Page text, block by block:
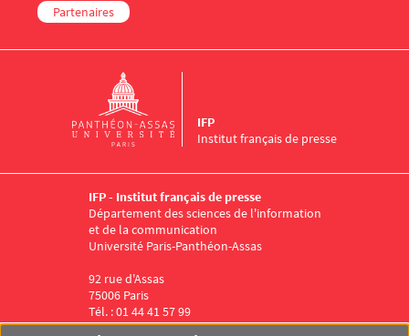
Partenaires
Institut français de presse
IFP
IFP - Institut français de presse
Département des sciences de l'information
et de la communication
Université Paris-Panthéon-Assas
92 rue d'Assas
75006 Paris
Tél. : 01 44 41 57 99
Menu RS IFP